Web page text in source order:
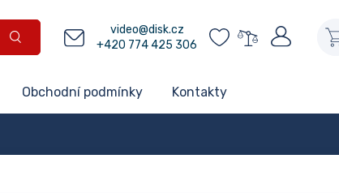
video@disk.cz
+420 774 425 306
Obchodní podmínky Kontakty